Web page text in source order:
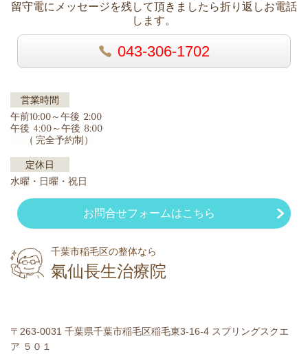
留守電にメッセージを残して頂きましたら折り返しお電話
します。
043-306-1702
営業時間
午前10:00～午後 2:00
午後 4:00～午後 8:00
( 完全予約制）
定休日
水曜・日曜・祝日
お問合せフォームはこちら
千葉市稲毛区の整体なら
氣仙長生治療院
〒263-0031 千葉県千葉市稲毛区稲毛東3-16-4 スプリングスクエ
ア ５０１